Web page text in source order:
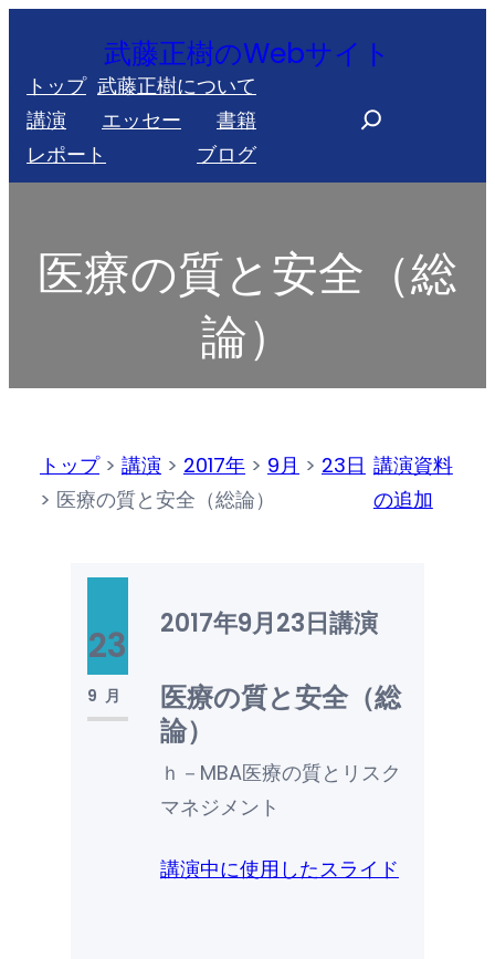
を
ス
キ
武藤正樹のWebサイト
トップ 武藤正樹について
講演
エッセー
書籍
レポート
ブログ
h
医療の質と安全（総
論）
トップ> 講演 > 2017年 > 9月 > 23日
> 医療の質と安全（総論）
講演資料
の追加
23
9月
2017年9月23日講演
医療の質と安全（総
論）
ｈ－MBA医療の質とリスク
マネジメント
講演中に使用したスライド